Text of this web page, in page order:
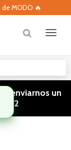
🔥
enviarnos un